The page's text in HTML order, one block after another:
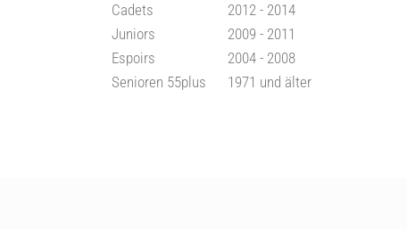
Cadets
2012 - 2014
Juniors
2009 - 2011
Espoirs
2004 - 2008
Senioren 55plus
1971 und älter